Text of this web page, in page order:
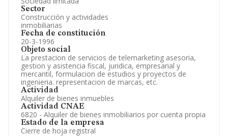
Sector
Construcción y actividades
inmobiliarias
Fecha de constitución
20-3-1996
Objeto social
La prestacion de servicios de telemarketing asesoria,
gestion y asistencia fiscal, juridica, empresarial y
mercantil, formulacion de estudios y proyectos de
ingenieria. representacion de marcas, etc.
Actividad
Alquiler de bienes inmuebles
Actividad CNAE
6820 - Alquiler de bienes inmobiliarios por cuenta propia
Estado de la empresa
Cierre de hoja registral